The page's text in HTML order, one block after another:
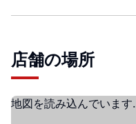
店舗の場所
地図を読み込んでいます